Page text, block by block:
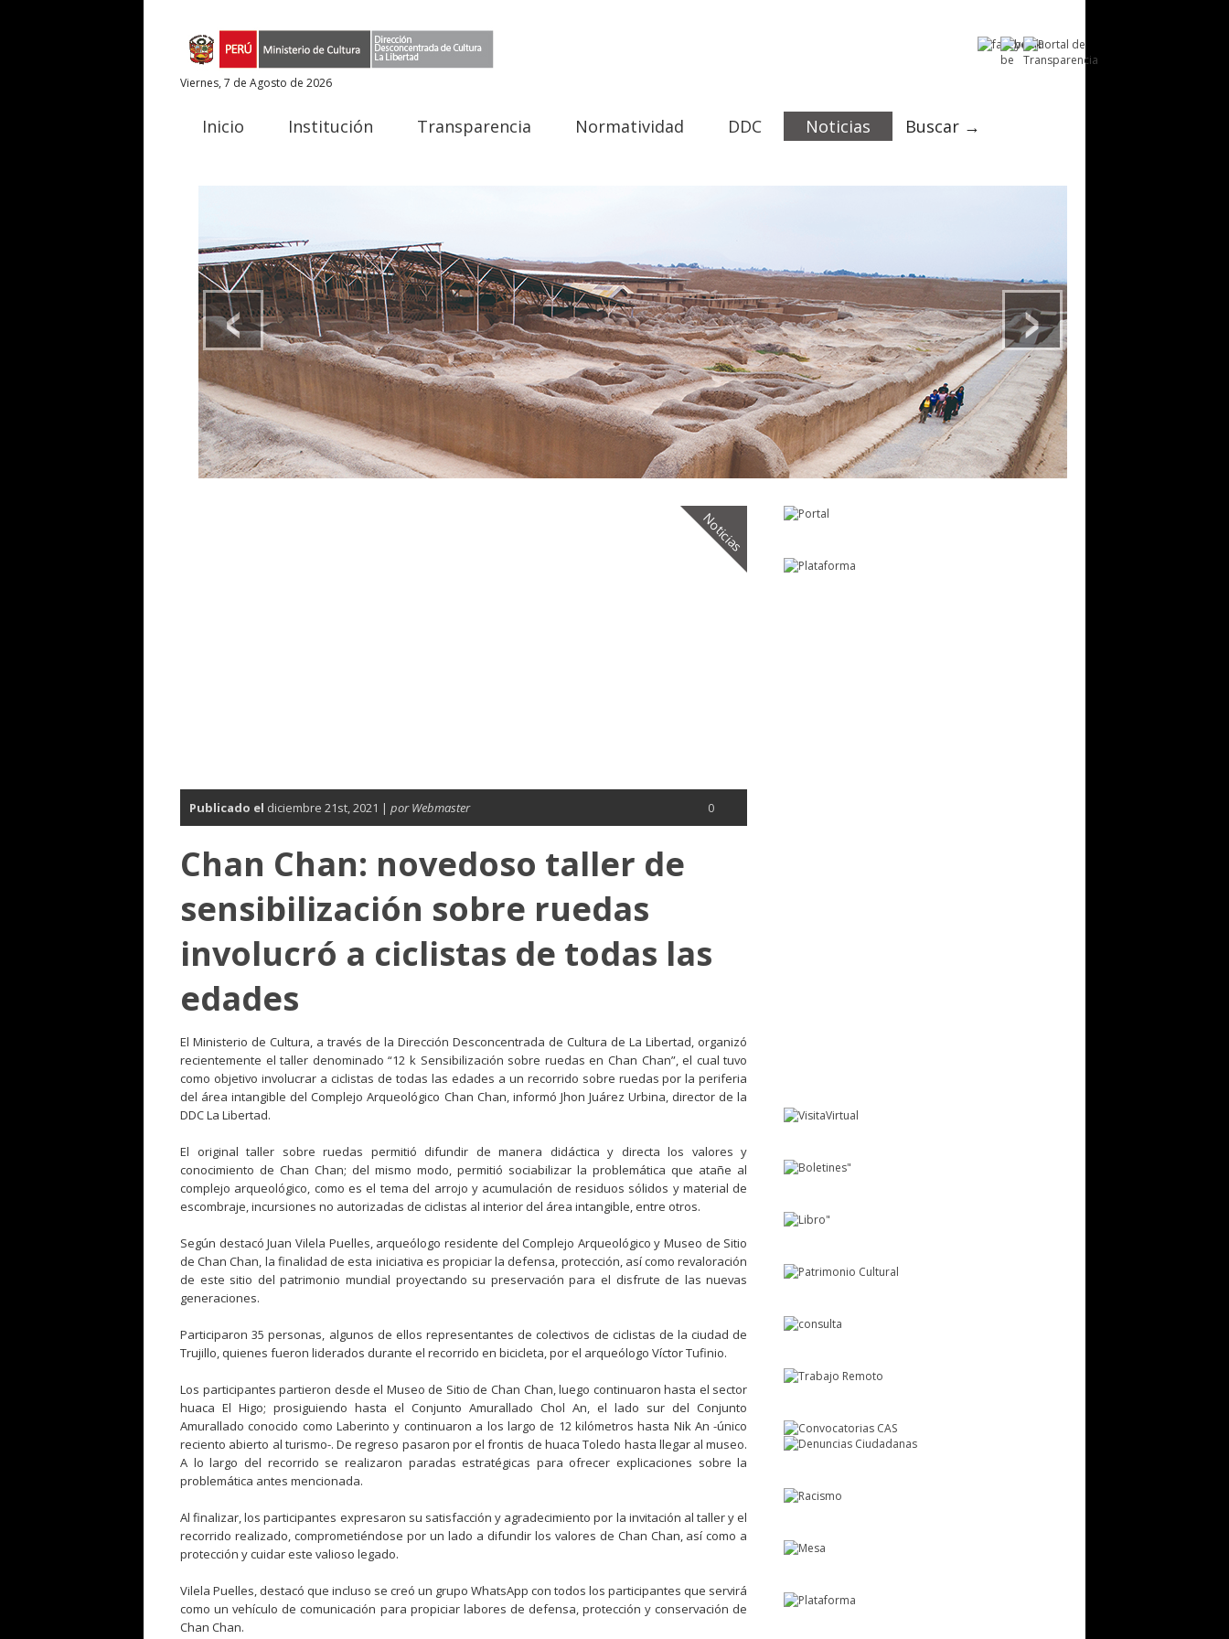
Viernes, 7 de Agosto de 2026
Inicio Institución Transparencia Normatividad DDC Noticias Buscar →
›
‹
Noticias
Publicado el diciembre 21st, 2021 | por Webmaster 0
Chan Chan: novedoso taller de
sensibilización sobre ruedas
involucró a ciclistas de todas las
edades
El Ministerio de Cultura, a través de la Dirección Desconcentrada de Cultura de La Libertad, organizó
recientemente el taller denominado “12 k Sensibilización sobre ruedas en Chan Chan”, el cual tuvo
como objetivo involucrar a ciclistas de todas las edades a un recorrido sobre ruedas por la periferia
del área intangible del Complejo Arqueológico Chan Chan, informó Jhon Juárez Urbina, director de la
DDC La Libertad.
El original taller sobre ruedas permitió difundir de manera didáctica y directa los valores y
conocimiento de Chan Chan; del mismo modo, permitió sociabilizar la problemática que atañe al
complejo arqueológico, como es el tema del arrojo y acumulación de residuos sólidos y material de
escombraje, incursiones no autorizadas de ciclistas al interior del área intangible, entre otros.
Según destacó Juan Vilela Puelles, arqueólogo residente del Complejo Arqueológico y Museo de Sitio
de Chan Chan, la finalidad de esta iniciativa es propiciar la defensa, protección, así como revaloración
de este sitio del patrimonio mundial proyectando su preservación para el disfrute de las nuevas
generaciones.
Participaron 35 personas, algunos de ellos representantes de colectivos de ciclistas de la ciudad de
Trujillo, quienes fueron liderados durante el recorrido en bicicleta, por el arqueólogo Víctor Tufinio.
Los participantes partieron desde el Museo de Sitio de Chan Chan, luego continuaron hasta el sector
huaca El Higo; prosiguiendo hasta el Conjunto Amurallado Chol An, el lado sur del Conjunto
Amurallado conocido como Laberinto y continuaron a los largo de 12 kilómetros hasta Nik An -único
reciento abierto al turismo-. De regreso pasaron por el frontis de huaca Toledo hasta llegar al museo.
A lo largo del recorrido se realizaron paradas estratégicas para ofrecer explicaciones sobre la
problemática antes mencionada.
Al finalizar, los participantes expresaron su satisfacción y agradecimiento por la invitación al taller y el
recorrido realizado, comprometiéndose por un lado a difundir los valores de Chan Chan, así como a
protección y cuidar este valioso legado.
Vilela Puelles, destacó que incluso se creó un grupo WhatsApp con todos los participantes que servirá
como un vehículo de comunicación para propiciar labores de defensa, protección y conservación de
Chan Chan.